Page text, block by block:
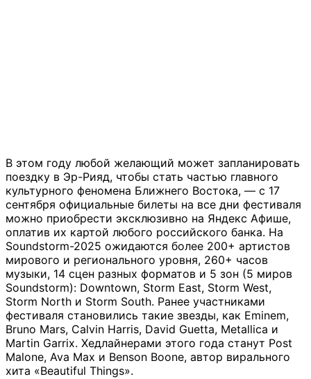
В этом году любой желающий может запланировать
поездку в Эр-Рияд, чтобы стать частью главного
культурного феномена Ближнего Востока, — с 17
сентября официальные билеты на все дни фестиваля
можно приобрести эксклюзивно на Яндекс Афише,
оплатив их картой любого российского банка. На
Soundstorm-2025 ожидаются более 200+ артистов
мирового и регионального уровня, 260+ часов
музыки, 14 сцен разных форматов и 5 зон (5 миров
Soundstorm): Downtown, Storm East, Storm West,
Storm North и Storm South. Ранее участниками
фестиваля становились такие звезды, как Eminem,
Bruno Mars, Calvin Harris, David Guetta, Metallica и
Martin Garrix. Хедлайнерами этого года станут Post
Malone, Ava Max и Benson Boone, автор вирального
хита «Beautiful Things».